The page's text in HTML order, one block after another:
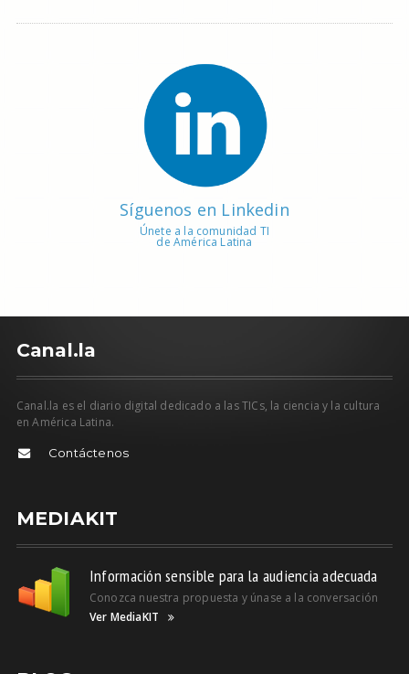
Síguenos en Linkedin
Únete a la comunidad TI
de América Latina
Canal.la
Canal.la es el diario digital dedicado a las TICs, la ciencia y la cultura
en América Latina.
Contáctenos
MEDIAKIT
Información sensible para la audiencia adecuada
Conozca nuestra propuesta y únase a la conversación
Ver MediaKIT